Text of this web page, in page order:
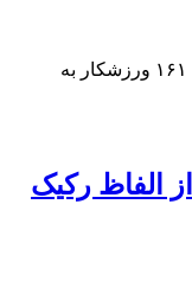
رئیس فدراسیون ناشنوایان اعلام کرد اعزام ۱۶۱ ورزشکار به
الفاظ رکیک